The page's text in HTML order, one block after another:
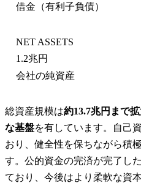
借金（有利子負債）
NET ASSETS
1.2兆円
会社の純資産
総資産規模は約13.7兆円まで
な基盤を有しています。自己
おり、健全性を保ちながら積
す。公的資金の完済が完了し
ており、今後はより柔軟な資